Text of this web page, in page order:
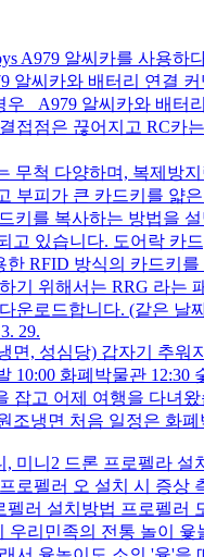
A979 알씨카를 사용하
알씨카와 배터리 연결
A979 알씨카와 배터
접점은 끊어지고 RC
무척 다양하며, 복제방
부피가 큰 카드키를 얇
키를 복사하는 방법을
있습니다. 도어락 카
한 RFID 방식의 카드키
기 위해서는 RRG 라는
운로드합니다. (같은 날
29.
면, 성심당) 갑자기 추워
화폐박물관
잡고 어제 여행을 다녀
조냉면 처음 일정은 화
, 미니2 드론 프로펠라
로펠러 오 설치 시 증
러 설치방법 프로펠러
우리민족의 전통 놀이